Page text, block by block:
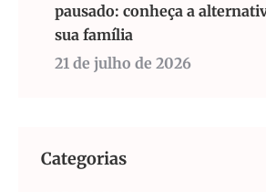
pausado: conheça a
sua família
21 de julho de 2026
Categorias